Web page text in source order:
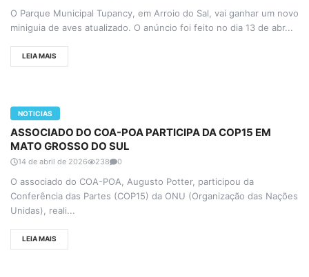
O Parque Municipal Tupancy, em Arroio do Sal, vai ganhar um novo
miniguia de aves atualizado. O anúncio foi feito no dia 13 de abr...
LEIA MAIS
NOTICIAS
ASSOCIADO DO COA-POA PARTICIPA DA COP15 EM
MATO GROSSO DO SUL
14 de abril de 2026 238 0
O associado do COA-POA, Augusto Potter, participou da
Conferência das Partes (COP15) da ONU (Organização das Nações
Unidas), reali...
LEIA MAIS